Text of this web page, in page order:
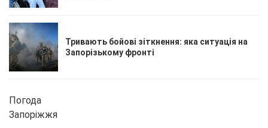
Тривають бойові зіткнення: яка ситуація на
Запорізькому фронті
Погода
Запоріжжя